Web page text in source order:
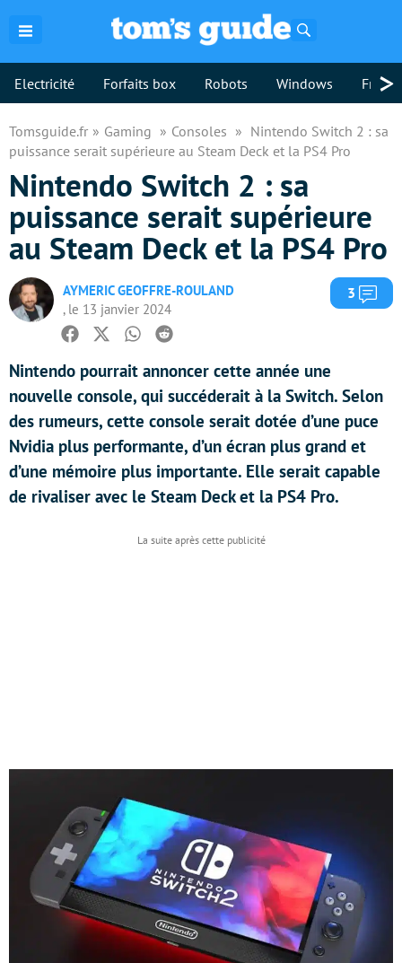
Electricité Forfaits box Robots Windows >
Tomsguide.fr Gaming Consoles
Nintendo Switch 2 : sa
puissance serait supérieure au Steam Deck et la PS4 Pro
Nintendo Switch 2 : sa
puissance serait supérieure
au Steam Deck et la PS4 Pro
AYMERIC GEOFFRE-ROULAND
, le 13 janvier 2024
3
Facebook
TwitterWhatsapp
Reddit
Nintendo pourrait annoncer cette année une
nouvelle console, qui succéderait à la Switch. Selon
des rumeurs, cette console serait dotée d’une puce
Nvidia plus performante, d’un écran plus grand et
d’une mémoire plus importante. Elle serait capable
de rivaliser avec le Steam Deck et la PS4 Pro.